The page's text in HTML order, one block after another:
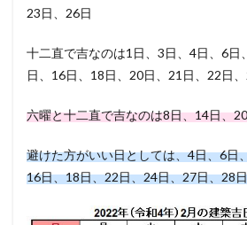
23日、26日
十二直で吉なのは1日、3日、4日、6日
日、16日、18日、20日、21日、22日
六曜と十二直で吉なのは8日、14日、
避けた方がいい日としては、4日、6日
16日、18日、22日、24日、27日、28日